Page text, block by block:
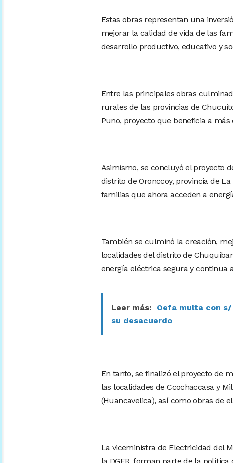
Estas obras representan una
mejorar la calidad de vida de las
desarrollo productivo, educativo y
Entre las principales obras
rurales de las provincias de
Puno, proyecto que beneficia a más
Asimismo, se concluyó el proyecto
distrito de Oronccoy, provincia de
familias que ahora acceden a
También se culminó la creación,
localidades del distrito de
energía eléctrica segura y continua
Leer más:
Oefa multa con
su desacuerdo
En tanto, se finalizó el proyecto de
las localidades de Ccochaccasa y
(Huancavelica), así como obras de
La viceministra de Electricidad del